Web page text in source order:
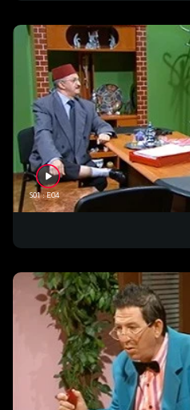
S01 : E04